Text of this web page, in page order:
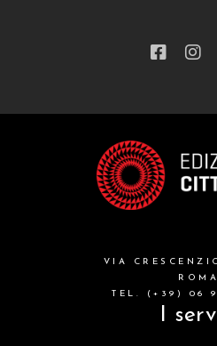
VIA
ROMA
TEL. (+39) 06
I